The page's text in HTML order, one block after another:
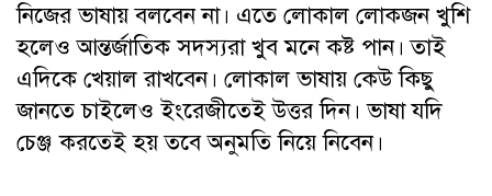
নিজের ভাষায় বলবেন না। এতে লোকাল লোকজন খুশি
হলেও আন্তর্জাতিক সদস্যরা খুব মনে কষ্ট পান। তাই
এদিকে খেয়াল রাখবেন। লোকাল ভাষায় কেউ কিছু
জানতে চাইলেও ইংরেজীতেই উত্তর দিন। ভাষা যদি
চেঞ্জ করতেই হয় তবে অনুমতি নিয়ে নিবেন।